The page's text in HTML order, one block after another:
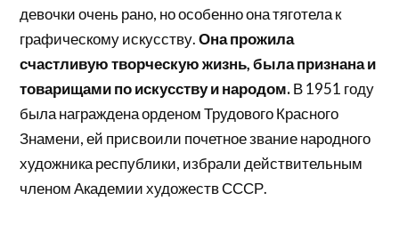
девочки очень рано, но особенно она тяготела к
графическому искусству.Она прожила
счастливую творческую жизнь, была признана и
товарищами по искусству и народом.В 1951 году
была награждена орденом Трудового Красного
Знамени, ей присвоили почетное звание народного
художника республики, избрали действительным
членом Академии художеств СССР.